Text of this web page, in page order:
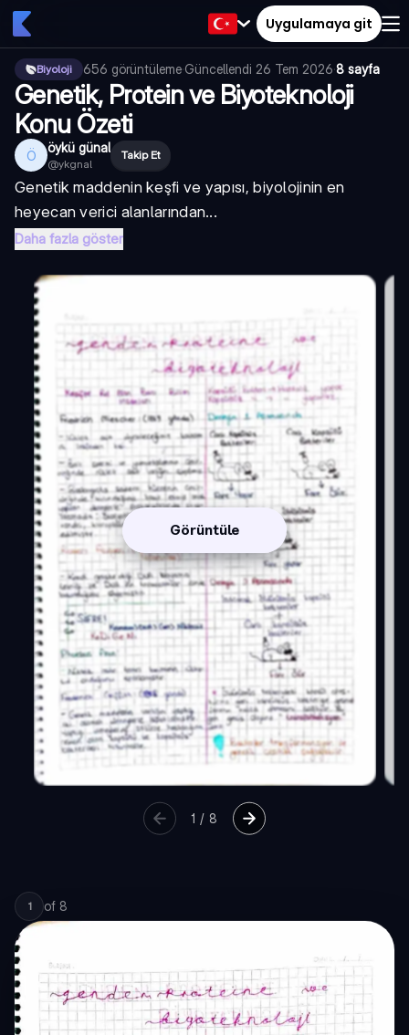
Uygulamaya git
Biyoloji 656 görüntüleme·Güncellendi 26 Tem 2026·8 sayfa
Genetik, Protein ve Biyoteknoloji
Konu Özeti
Ö öykü günal
@ykgnal
Takip Et
Genetik maddenin keşfi ve yapısı, biyolojinin en
heyecan verici alanlarından...
Daha fazla göster
Görüntüle
1 / 8
1 of 8